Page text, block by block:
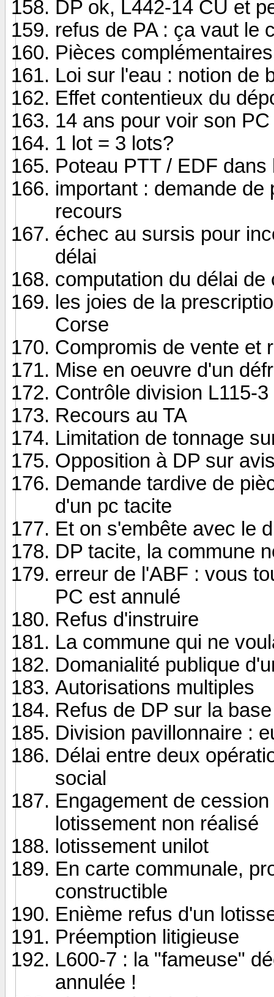
DP ok, L442-14 CU et
refus de PA : ça vaut le
Pièces
Loi sur l'eau : notion de
Effet contentieux du
14 ans pour voir son
1 lot = 3 lots?
Poteau PTT / EDF
important : demande
recours
échec au sursis pour
délai
computation du délai de
les joies de la
Corse
Compromis de vente et
Mise en oeuvre d'un
Contrôle division L115-
Recours au TA
Limitation de tonnage
Opposition à DP sur
Demande tardive de
d'un pc tacite
Et on s'embête avec le
DP tacite, la commune
erreur de l'ABF : vous
PC est annulé
Refus d'instruire
La commune qui ne
Domanialité publique
Autorisations multiples
Refus de DP sur la
Division pavillonnaire :
Délai entre deux
social
Engagement de
lotissement non réalisé
lotissement unilot
En carte communale,
constructible
Enième refus d'un
Préemption litigieuse
L600-7 : la "fameuse"
annulée !